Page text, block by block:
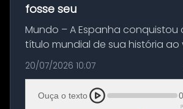
fosse seu
Mundo – A Espanha conquistou
título mundial de sua história ao
Argentina por 1 a 0, neste
decisão da Copa do Mundo de
de um duelo sem gols durante o
20/07/2026 10:07
Ouça o texto